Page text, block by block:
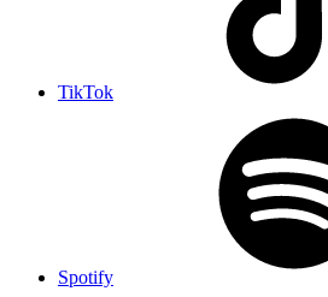
TikTok
Spotify